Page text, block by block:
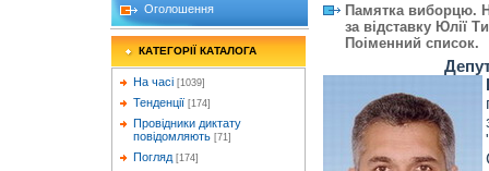
Оголошення
КАТЕГОРІЇ КАТАЛОГА
На часі [1039]
Тенденції [174]
Провідники диктату
повідомляють [71]
Погляд [174]
Памятка виборцю.
за відставку Юлії
Поіменний список.